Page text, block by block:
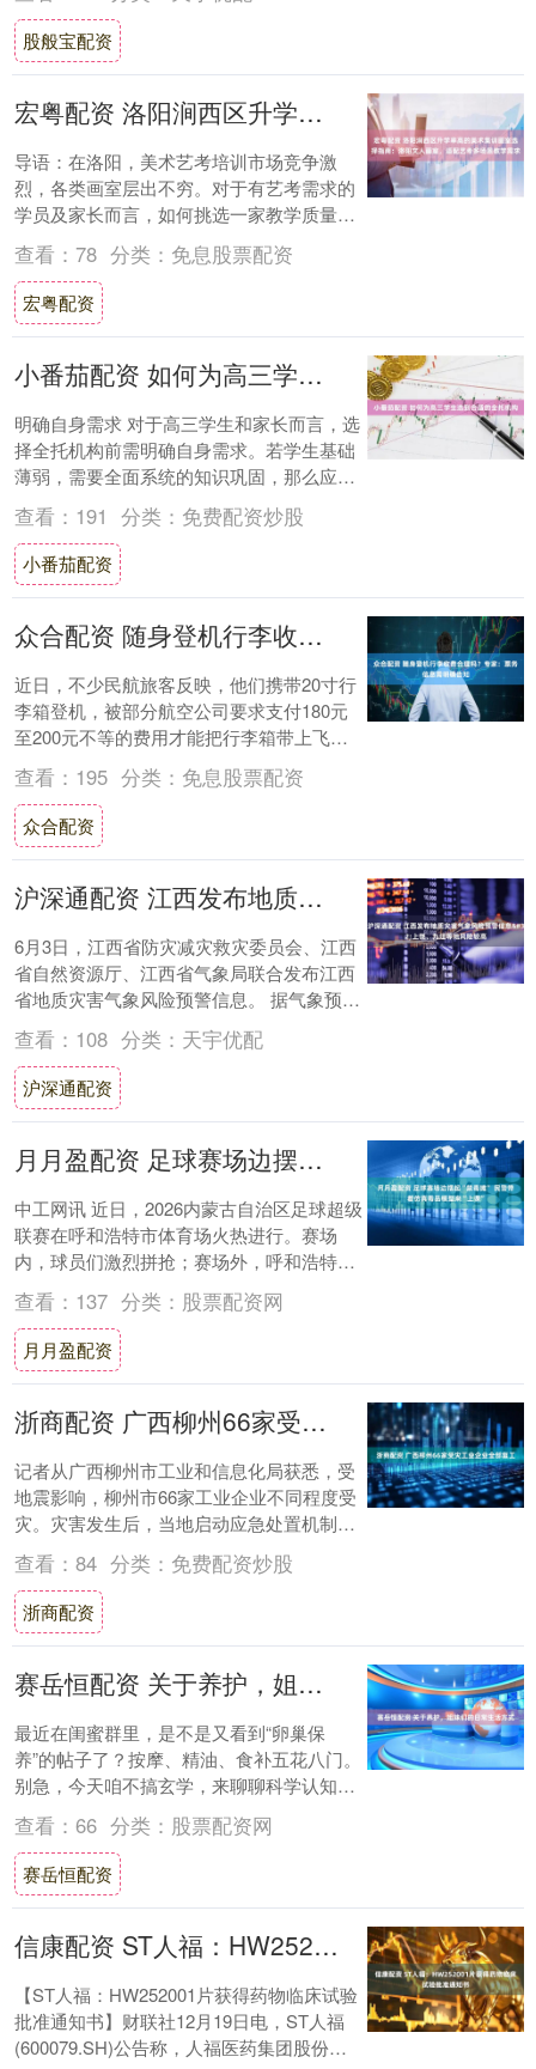
股般宝配资
宏粤配资 洛阳涧西区升学率高的美术集训画室选择指南：洛阳文人画室，适配艺考多场景教学需求
导语：在洛阳，美术艺考培训市场竞争激
烈，各类画室层出不穷。对于有艺考需求的
学员及家长而言，如何挑选一家教学质量
高、服务完善的画室成为关键问题。本文将
从教学成果、....
查看： 78 分类： 免息股票配资
宏粤配资
小番茄配资 如何为高三学生选到合适的全托机构
明确自身需求 对于高三学生和家长而言，选
择全托机构前需明确自身需求。若学生基础
薄弱，需要全面系统的知识巩固，那么应侧
重寻找教学注重基础、讲解细致的机构；若
学生成....
查看： 191 分类： 免费配资炒股
小番茄配资
众合配资 随身登机行李收费合理吗？专家：票务信息需明确告知
近日，不少民航旅客反映，他们携带20寸行
李箱登机，被部分航空公司要求支付180元
至200元不等的费用才能把行李箱带上飞
机，且不同航空公司的执行标准不一。 20
寸....
查看： 195 分类： 免息股票配资
众合配资
沪深通配资 江西发布地质灾害气象风险预警信息&#32;上饶、九江等地风险较高
6月3日，江西省防灾减灾救灾委员会、江西
省自然资源厅、江西省气象局联合发布江西
省地质灾害气象风险预警信息。 据气象预
报，6月3日—4日江西全省有一次降水天气
过程....
查看： 108 分类： 天宇优配
沪深通配资
月月盈配资 足球赛场边摆起“禁毒摊”&#32;民警带着仿真毒品模型来“上课”
中工网讯 近日，2026内蒙古自治区足球超级
联赛在呼和浩特市体育场火热进行。赛场
内，球员们激烈拼抢；赛场外，呼和浩特市
公安局回民区分局禁毒大队民警摆起了一个
特殊....
查看： 137 分类： 股票配资网
月月盈配资
浙商配资 广西柳州66家受灾工业企业全部复工
记者从广西柳州市工业和信息化局获悉，受
地震影响，柳州市66家工业企业不同程度受
灾。灾害发生后，当地启动应急处置机制，
多部门联动开展隐患排查、企业帮扶与物资
保供工....
查看： 84 分类： 免费配资炒股
浙商配资
赛岳恒配资 关于养护，姐妹们的日常生活方式
最近在闺蜜群里，是不是又看到“卵巢保
养”的帖子了？按摩、精油、食补五花八门。
别急，今天咱不搞玄学，来聊聊科学认知里
的“主动健康管理”。 卵巢，就像我们身体里
的一....
查看： 66 分类： 股票配资网
赛岳恒配资
信康配资 ST人福：HW252001片获得药物临床试验批准通知书
【ST人福：HW252001片获得药物临床试验
批准通知书】财联社12月19日电，ST人福
(600079.SH)公告称，人福医药集团股份公